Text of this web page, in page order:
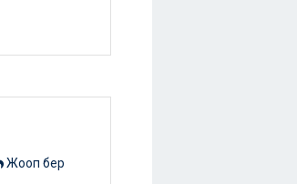
Жооп бер